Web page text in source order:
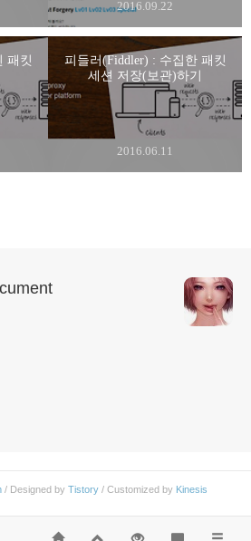
2016.09.22
패킷
피들러(Fiddler) : 수집한 패킷
세션 저장(보관)하기
2016.06.11
/ Designed by Tistory/ Customized by Kinesis